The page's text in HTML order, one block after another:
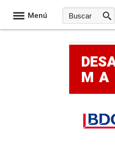
Menú